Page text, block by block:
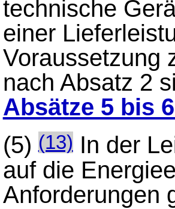
technische
einer
Voraussetzung
nach Absatz 2
Absätze 5 bis
(5)(13) In der
auf die
Anforderungen